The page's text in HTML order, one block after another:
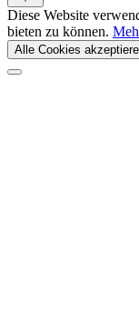
Diese Website
bieten zu können.
Alle Cookies